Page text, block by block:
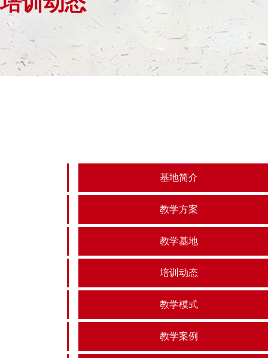
基地简介
教学方案
教学基地
培训动态
教学模式
教学案例